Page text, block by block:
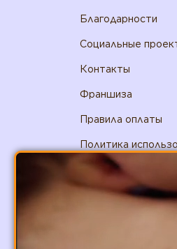
Благодарности
Социальные
Контакты
Франшиза
Правила оплаты
Политика